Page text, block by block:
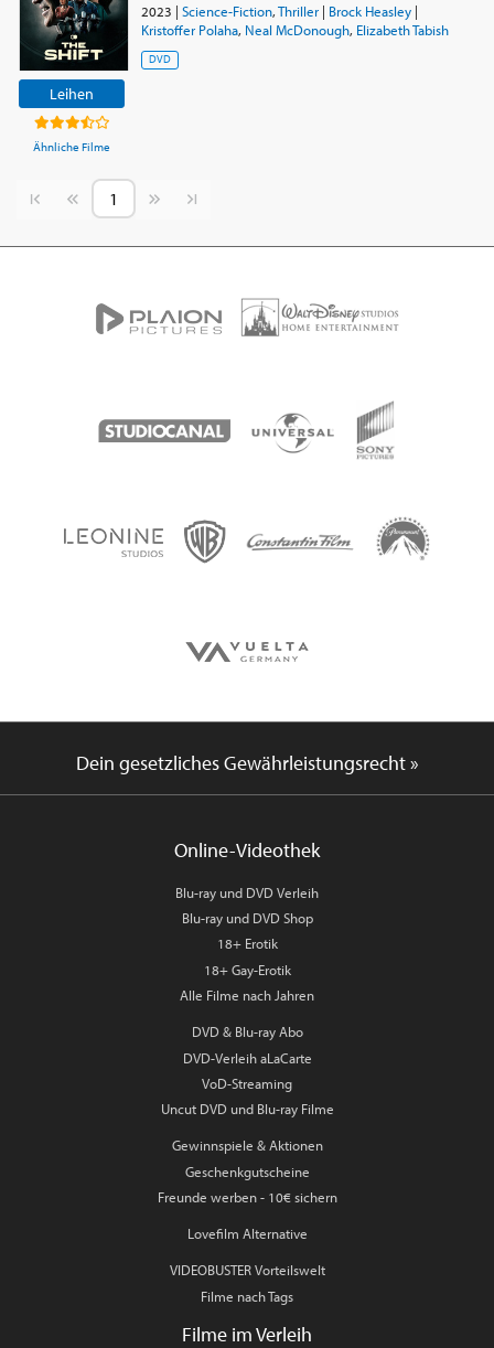
Leihen
Ähnliche Filme
2023 | Science-Fiction,Thriller| Brock Heasley|
Kristoffer Polaha, Neal McDonough, Elizabeth Tabish
DVD
Vorherige SeiteNächste Seite
Dein gesetzliches Gewährleistungsrecht »
Online-Videothek
Blu-ray und DVD Verleih
Blu-ray und DVD Shop
18+ Erotik
18+ Gay-Erotik
Alle Filme nach Jahren
DVD & Blu-ray Abo
DVD-Verleih aLaCarte
VoD-Streaming
Uncut DVD und Blu-ray Filme
Gewinnspiele & Aktionen
Geschenkgutscheine
Freunde werben - 10€ sichern
Lovefilm Alternative
VIDEOBUSTER Vorteilswelt
Filme nach Tags
Filme im Verleih